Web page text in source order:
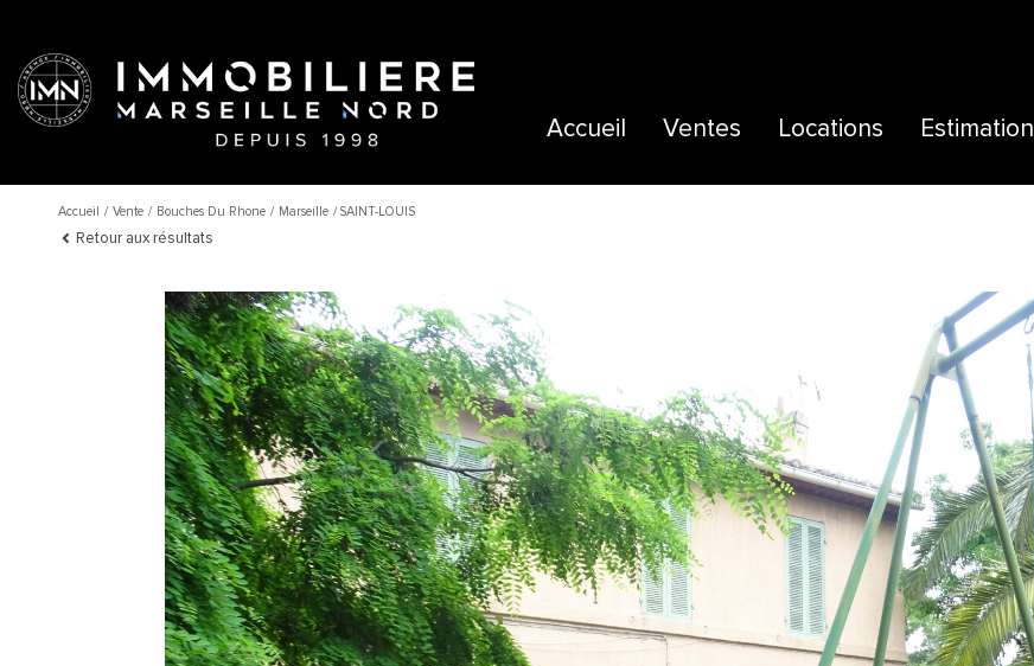
Accueil Ventes
Maisons
Immeubles
Commerces
Locations
Maisons
Locaux commerciaux
Estimation
Accueil Vente Bouches Du Rhone Marseille SAINT-LOUIS
Retour aux résultats